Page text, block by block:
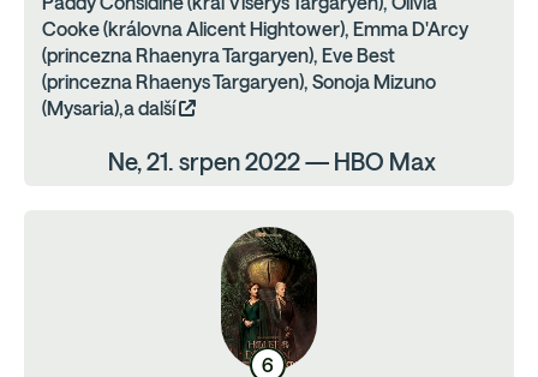
Cooke (královna Alicent Hightower), Emma D'Arcy
(princezna Rhaenyra Targaryen), Eve Best
(princezna Rhaenys Targaryen), Sonoja Mizuno
(Mysaria),a další
Ne, 21. srpen 2022 — HBO Max
6